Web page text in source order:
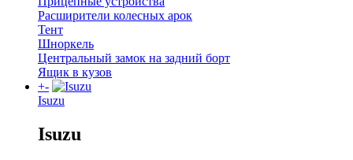
Расширители колесных арок
Тент
Шноркель
Центральный замок на задний борт
Ящик в кузов
+-
Isuzu
Isuzu